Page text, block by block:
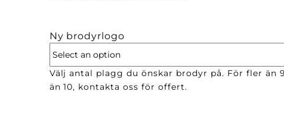
Ny brodyrlogo
Välj antal plagg du önskar brodyr på. För fler än
än 10, kontakta oss för offert.